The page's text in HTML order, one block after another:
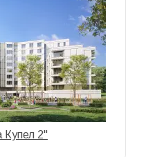
Купел 2"